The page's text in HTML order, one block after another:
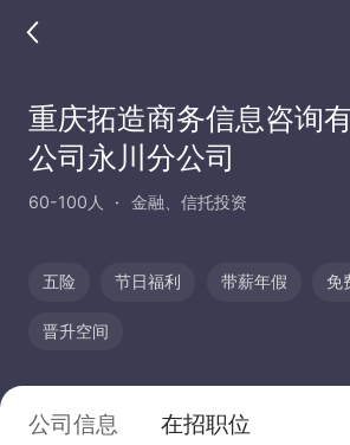
重庆拓造商务信息咨询
公司永川分公司
60-100人 金融、信托投资
五险 节日福利 带薪年假 免
晋升空间
公司信息 在招职位